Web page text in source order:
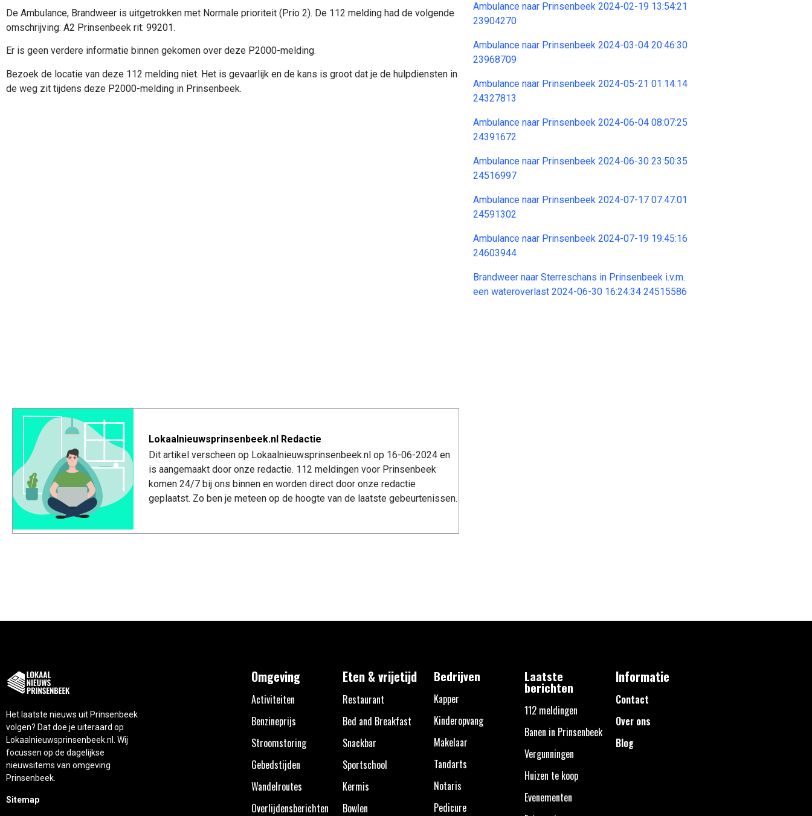
De Ambulance, Brandweer is uitgetrokken met Normale prioriteit (Prio 2). De 112 melding had de volgende
omschrijving: A2 Prinsenbeek rit: 99201.
Er is geen verdere informatie binnen gekomen over deze P2000-melding.
Bezoek de locatie van deze 112 melding niet. Het is gevaarlijk en de kans is groot dat je de hulpdiensten in
de weg zit tijdens deze P2000-melding in Prinsenbeek.
Ambulance naar Prinsenbeek 2024-02-19 13:54:21
23904270
Ambulance naar Prinsenbeek 2024-03-04 20:46:30
23968709
Ambulance naar Prinsenbeek 2024-05-21 01:14:14
24327813
Ambulance naar Prinsenbeek 2024-06-04 08:07:25
24391672
Ambulance naar Prinsenbeek 2024-06-30 23:50:35
24516997
Ambulance naar Prinsenbeek 2024-07-17 07:47:01
24591302
Ambulance naar Prinsenbeek 2024-07-19 19:45:16
24603944
Brandweer naar Sterreschans in Prinsenbeek i.v.m.
een wateroverlast 2024-06-30 16:24:34 24515586
Lokaalnieuwsprinsenbeek.nl Redactie
Dit artikel verscheen op Lokaalnieuwsprinsenbeek.nl op 16-06-2024 en
is aangemaakt door onze redactie. 112 meldingen voor Prinsenbeek
komen 24/7 bij ons binnen en worden direct door onze redactie
geplaatst. Zo ben je meteen op de hoogte van de laatste gebeurtenissen.
Het laatste nieuws uit Prinsenbeek
volgen? Dat doe je uiteraard op
Lokaalnieuwsprinsenbeek.nl. Wij
focussen op de dagelijkse
nieuwsitems van omgeving
Prinsenbeek.
Sitemap
Omgeving
Activiteiten
Benzineprijs
Stroomstoring
Gebedstijden
Wandelroutes
Overlijdensberichten
Eten & vrijetijd
Restaurant
Bed and Breakfast
Snackbar
Sportschool
Kermis
Bowlen
Bedrijven
Kapper
Kinderopvang
Makelaar
Tandarts
Notaris
Pedicure
Laatste
berichten
112 meldingen
Banen in Prinsenbeek
Vergunningen
Huizen te koop
Evenementen
Informatie
Contact
Over ons
Blog